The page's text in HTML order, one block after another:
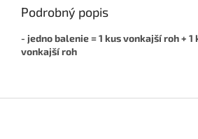
Podrobný popis
- jedno balenie = 1 kus vonkajší roh + 1
vonkajší roh